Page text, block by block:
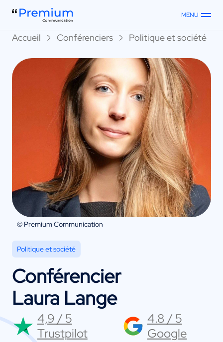
MENU
Accueil Conférenciers Politique et société
© Premium Communication
Politique et société
Conférencier
Laura Lange
4,9 / 5
Trustpilot
4.8 / 5
Google